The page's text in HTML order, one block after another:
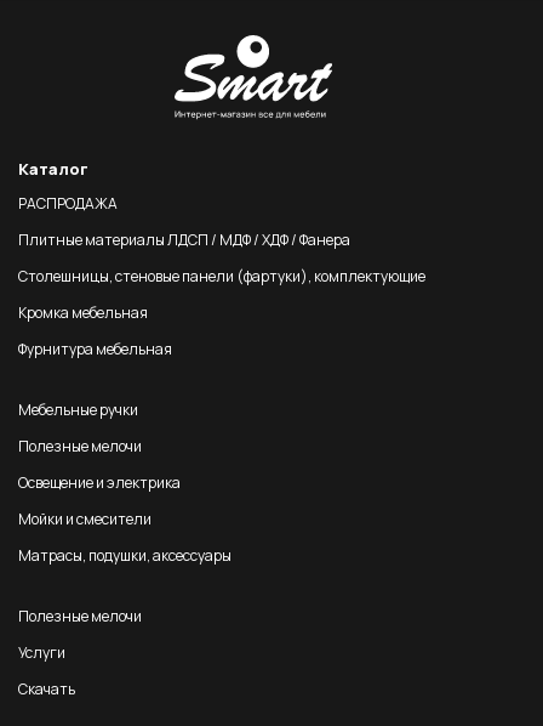
Каталог
РАСПРОДАЖА
Плитные материалы ЛДСП / МДФ / ХДФ / Фанера
Столешницы, стеновые панели (фартуки), комплектующие
Кромка мебельная
Фурнитура мебельная
Мебельные ручки
Полезные мелочи
Освещение и электрика
Мойки и смесители
Матрасы, подушки, аксессуары
Полезные мелочи
Услуги
Скачать